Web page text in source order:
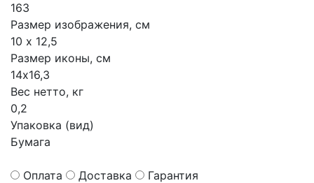
163
Размер изображения, см
10 х 12,5
Размер иконы, см
14х16,3
Вес нетто, кг
0,2
Упаковка (вид)
Бумага
Оплата Доставка Гарантия